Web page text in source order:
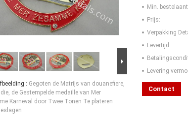
: Gegoten de Matrijs van douanefiere,
de Gestempelde medaille van Mer
Karneval door Twee Tonen Te plateren
Min.
Prijs:
Verpakking
Levertijd:
Levering
Contact